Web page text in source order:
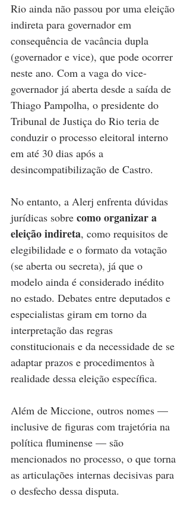
Rio ainda não passou por uma eleição
indireta para governador em
consequência de vacância dupla
(governador e vice), que pode ocorrer
neste ano. Com a vaga do vice-
governador já aberta desde a saída de
Thiago Pampolha, o presidente do
Tribunal de Justiça do Rio teria de
conduzir o processo eleitoral interno
em até 30 dias após a
desincompatibilização de Castro.
No entanto, a Alerj enfrenta dúvidas
jurídicas sobre como organizar a
eleição indireta, como requisitos de
elegibilidade e o formato da votação
(se aberta ou secreta), já que o
modelo ainda é considerado inédito
no estado. Debates entre deputados e
especialistas giram em torno da
interpretação das regras
constitucionais e da necessidade de se
adaptar prazos e procedimentos à
realidade dessa eleição específica.
Além de Miccione, outros nomes —
inclusive de figuras com trajetória na
política fluminense — são
mencionados no processo, o que torna
as articulações internas decisivas para
o desfecho dessa disputa.